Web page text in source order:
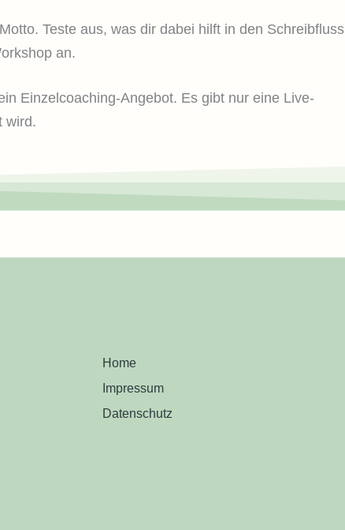
Teste aus, was dir dabei hilft in den Schreibfluss
an.
Einzelcoaching-Angebot. Es gibt nur eine Live-
wird.
Home
Impressum
Datenschutz